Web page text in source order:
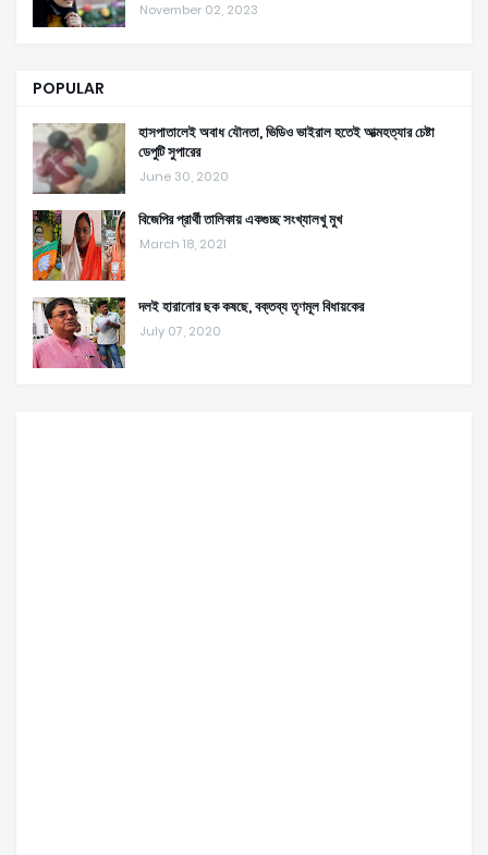
November 02, 2023
POPULAR
হাসপাতালেই অবাধ যৌনতা, ভিডিও ভাইরাল হতেই আত্মহত্যার চেষ্টা
ডেপুটি সুপারের
June 30, 2020
বিজেপির প্রার্থী তালিকায় একগুচ্ছ সংখ্যালখু মুখ
March 18, 2021
দলই হারানোর ছক কষছে, বক্তব্য তৃণমূল বিধায়কের
July 07, 2020